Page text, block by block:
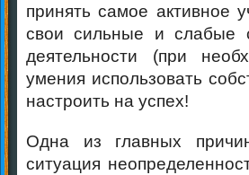
принять самое активное
свои сильные и слабые
деятельности (при
умения использовать
настроить на успех!
Одна из главных
ситуация